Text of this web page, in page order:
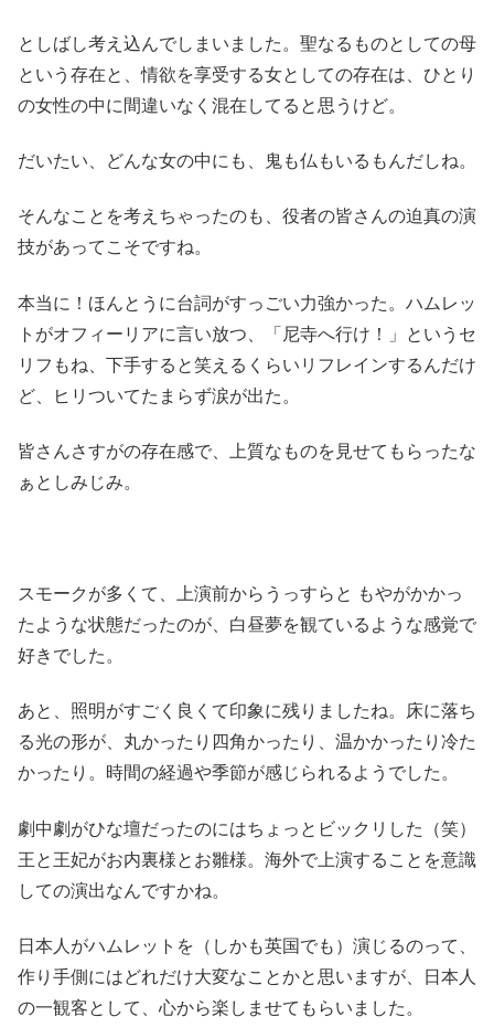
としばし考え込んでしまいました。聖なるものとしての母
という存在と、情欲を享受する女としての存在は、ひとり
の女性の中に間違いなく混在してると思うけど。
だいたい、どんな女の中にも、鬼も仏もいるもんだしね。
そんなことを考えちゃったのも、役者の皆さんの迫真の演
技があってこそですね。
本当に！ほんとうに台詞がすっごい力強かった。ハムレッ
トがオフィーリアに言い放つ、「尼寺へ行け！」というセ
リフもね、下手すると笑えるくらいリフレインするんだけ
ど、ヒリついてたまらず涙が出た。
皆さんさすがの存在感で、上質なものを見せてもらったな
ぁとしみじみ。
スモークが多くて、上演前からうっすらと もやがかかっ
たような状態だったのが、白昼夢を観ているような感覚で
好きでした。
あと、照明がすごく良くて印象に残りましたね。床に落ち
る光の形が、丸かったり四角かったり、温かかったり冷た
かったり。時間の経過や季節が感じられるようでした。
劇中劇がひな壇だったのにはちょっとビックリした（笑）
王と王妃がお内裏様とお雛様。海外で上演することを意識
しての演出なんですかね。
日本人がハムレットを（しかも英国でも）演じるのって、
作り手側にはどれだけ大変なことかと思いますが、日本人
の一観客として、心から楽しませてもらいました。